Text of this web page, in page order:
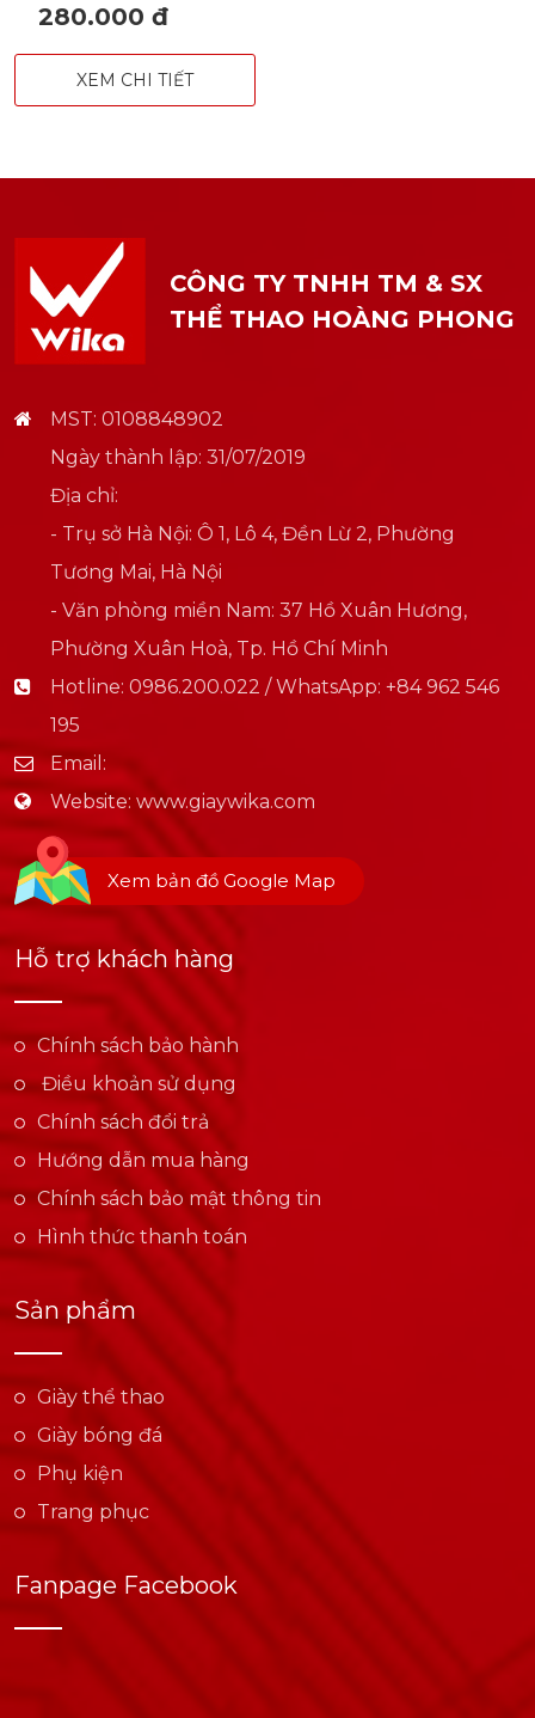
280.000 đ
XEM CHI TIẾT
CÔNG TY TNHH TM & SX
THỂ THAO HOÀNG PHONG
MST: 0108848902
Ngày thành lập: 31/07/2019
Địa chỉ:
- Trụ sở Hà Nội: Ô 1, Lô 4, Đền Lừ 2, Phường
Tương Mai, Hà Nội
- Văn phòng miền Nam: 37 Hồ Xuân Hương,
Phường Xuân Hoà, Tp. Hồ Chí Minh
Hotline: 0986.200.022 / WhatsApp: +84 962 546
195
Email:
Website: www.giaywika.com
Xem bản đồ Google Map
Hỗ trợ khách hàng
Chính sách bảo hành
Điều khoản sử dụng
Chính sách đổi trả
Hướng dẫn mua hàng
Chính sách bảo mật thông tin
Hình thức thanh toán
Sản phẩm
Giày thể thao
Giày bóng đá
Phụ kiện
Trang phục
Fanpage Facebook